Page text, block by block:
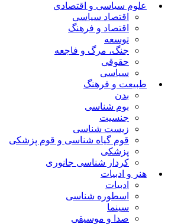
علوم سیاسی و اقتصادی
اقتصاد سیاسی
اقتصاد و فرهنگ
توسعه
جنگ، مرگ و فاجعه
حقوقی
سیاسی
طبیعت و فرهنگ
بدن
بوم شناسی
جنسیت
زیست شناسی
قوم گیاه شناسی و قوم پزشکی
پزشکی
کردار شناسی جانوری
هنر و ادبیات
ادبیات
اسطوره شناسی
سینما
صدا و موسیقی